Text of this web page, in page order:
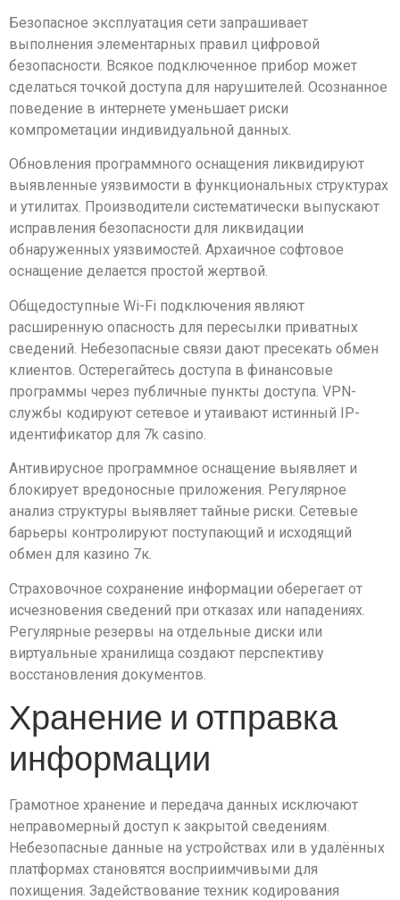
Безопасное эксплуатация сети запрашивает
выполнения элементарных правил цифровой
безопасности. Всякое подключенное прибор может
сделаться точкой доступа для нарушителей. Осознанное
поведение в интернете уменьшает риски
компрометации индивидуальной данных.
Обновления программного оснащения ликвидируют
выявленные уязвимости в функциональных структурах
и утилитах. Производители систематически выпускают
исправления безопасности для ликвидации
обнаруженных уязвимостей. Архаичное софтовое
оснащение делается простой жертвой.
Общедоступные Wi-Fi подключения являют
расширенную опасность для пересылки приватных
сведений. Небезопасные связи дают пресекать обмен
клиентов. Остерегайтесь доступа в финансовые
программы через публичные пункты доступа. VPN-
службы кодируют сетевое и утаивают истинный IP-
идентификатор для 7k casino.
Антивирусное программное оснащение выявляет и
блокирует вредоносные приложения. Регулярное
анализ структуры выявляет тайные риски. Сетевые
барьеры контролируют поступающий и исходящий
обмен для казино 7к.
Страховочное сохранение информации оберегает от
исчезновения сведений при отказах или нападениях.
Регулярные резервы на отдельные диски или
виртуальные хранилища создают перспективу
восстановления документов.
Хранение и отправка
информации
Грамотное хранение и передача данных исключают
неправомерный доступ к закрытой сведениям.
Небезопасные данные на устройствах или в удалённых
платформах становятся восприимчивыми для
похищения. Задействование техник кодирования